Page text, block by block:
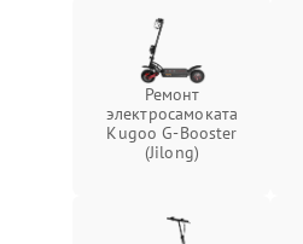
Ремонт
электросамоката
Kugoo G-Booster
(Jilong)